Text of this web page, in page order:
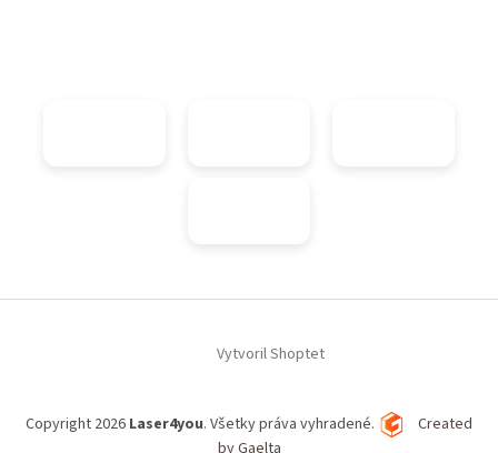
Vytvoril Shoptet
Copyright 2026 Laser4you. Všetky práva vyhradené.
Created
by Gaelta